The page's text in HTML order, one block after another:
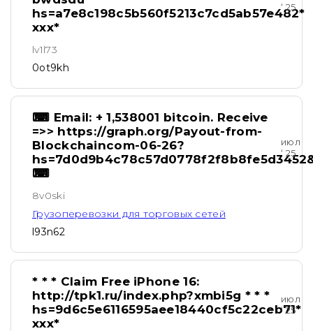
hs=a7e8c198c5b560f5213c7cd5ab57e482*
ххх*
‘ 25
lv1l73
0ot9kh
⌨ Email: + 1,538001 bitcoin. Receive
=>> https://graph.org/Payout-from-
Blockchaincom-06-26?
⌨
июл
‘ 25
8v0ski
Грузоперевозки для торговых сетей
l93n62
* * * Claim Free iPhone 16:
http://tpk1.ru/index.php?xmbi5g * * *
hs=9d6c5e6116595aee18440cf5c22ceb71*
ххх*
июл
‘ 25